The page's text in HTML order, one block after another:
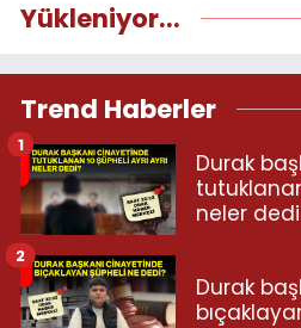
Yükleniyor...
Trend Haberler
Durak
neler
1
Durak
2